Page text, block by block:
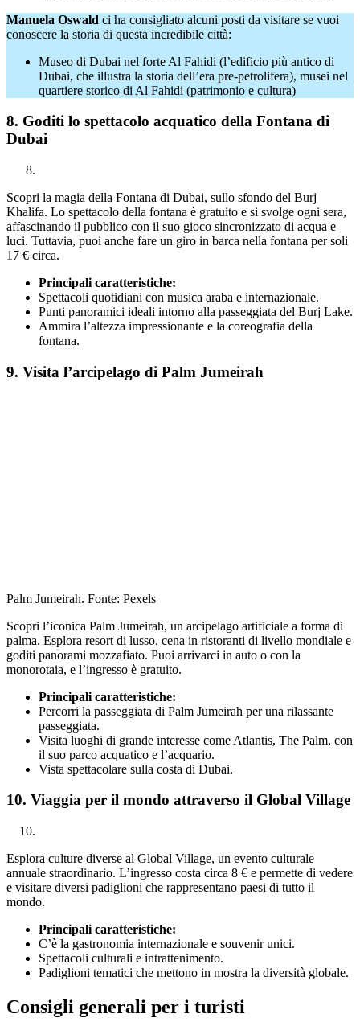
Manuela Oswald ci ha consigliato alcuni posti da visitare se vuoi
conoscere la storia di questa incredibile città:
Museo di Dubai nel forte Al Fahidi (l’edificio più antico di
Dubai, che illustra la storia dell’era pre-petrolifera), musei nel
quartiere storico di Al Fahidi (patrimonio e cultura)
8. Goditi lo spettacolo acquatico della Fontana di
Dubai
Scopri la magia della Fontana di Dubai, sullo sfondo del Burj
Khalifa. Lo spettacolo della fontana è gratuito e si svolge ogni sera,
affascinando il pubblico con il suo gioco sincronizzato di acqua e
luci. Tuttavia, puoi anche fare un giro in barca nella fontana per soli
17 € circa.
Principali caratteristiche:
Spettacoli quotidiani con musica araba e internazionale.
Punti panoramici ideali intorno alla passeggiata del Burj Lake.
Ammira l’altezza impressionante e la coreografia della
fontana.
9. Visita l’arcipelago di Palm Jumeirah
Palm Jumeirah. Fonte: Pexels
Scopri l’iconica Palm Jumeirah, un arcipelago artificiale a forma di
palma. Esplora resort di lusso, cena in ristoranti di livello mondiale e
goditi panorami mozzafiato. Puoi arrivarci in auto o con la
monorotaia, e l’ingresso è gratuito.
Principali caratteristiche:
Percorri la passeggiata di Palm Jumeirah per una rilassante
passeggiata.
Visita luoghi di grande interesse come Atlantis, The Palm, con
il suo parco acquatico e l’acquario.
Vista spettacolare sulla costa di Dubai.
10. Viaggia per il mondo attraverso il Global Village
Esplora culture diverse al Global Village, un evento culturale
annuale straordinario. L’ingresso costa circa 8 € e permette di vedere
e visitare diversi padiglioni che rappresentano paesi di tutto il
mondo.
Principali caratteristiche:
C’è la gastronomia internazionale e souvenir unici.
Spettacoli culturali e intrattenimento.
Padiglioni tematici che mettono in mostra la diversità globale.
Consigli generali per i turisti